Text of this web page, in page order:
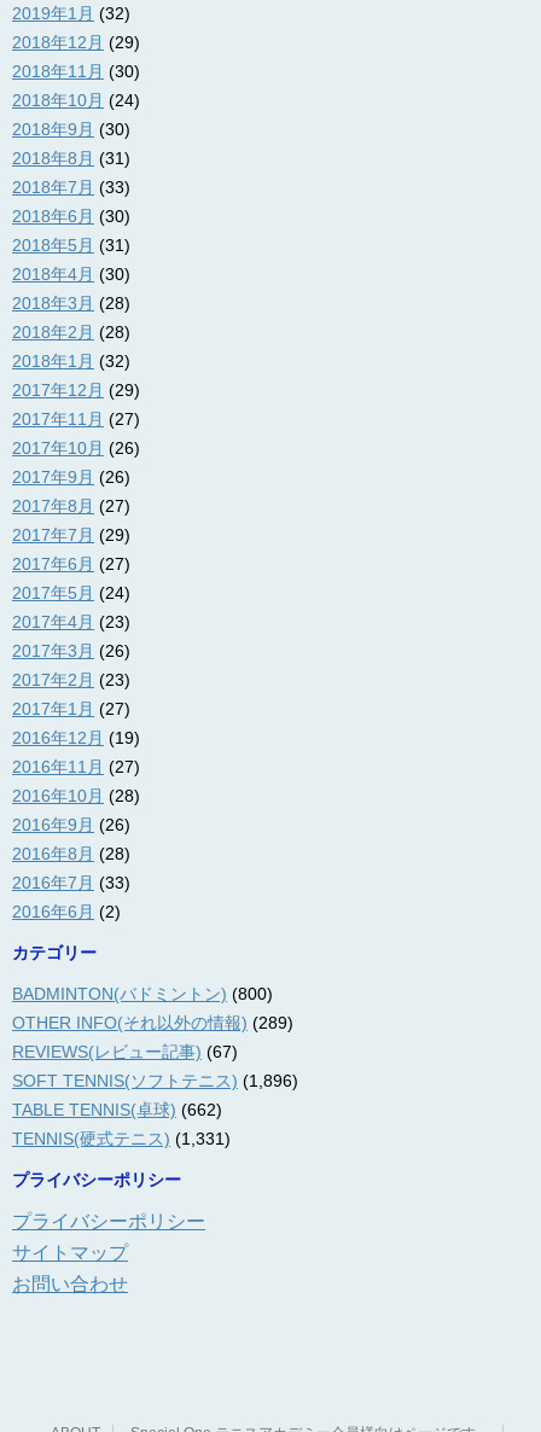
2019年1月 (32)
2018年12月 (29)
2018年11月 (30)
2018年10月 (24)
2018年9月 (30)
2018年8月 (31)
2018年7月 (33)
2018年6月 (30)
2018年5月 (31)
2018年4月 (30)
2018年3月 (28)
2018年2月 (28)
2018年1月 (32)
2017年12月 (29)
2017年11月 (27)
2017年10月 (26)
2017年9月 (26)
2017年8月 (27)
2017年7月 (29)
2017年6月 (27)
2017年5月 (24)
2017年4月 (23)
2017年3月 (26)
2017年2月 (23)
2017年1月 (27)
2016年12月 (19)
2016年11月 (27)
2016年10月 (28)
2016年9月 (26)
2016年8月 (28)
2016年7月 (33)
2016年6月 (2)
カテゴリー
BADMINTON(バドミントン) (800)
OTHER INFO(それ以外の情報) (289)
REVIEWS(レビュー記事) (67)
SOFT TENNIS(ソフトテニス) (1,896)
TABLE TENNIS(卓球) (662)
TENNIS(硬式テニス) (1,331)
プライバシーポリシー
プライバシーポリシー
サイトマップ
お問い合わせ